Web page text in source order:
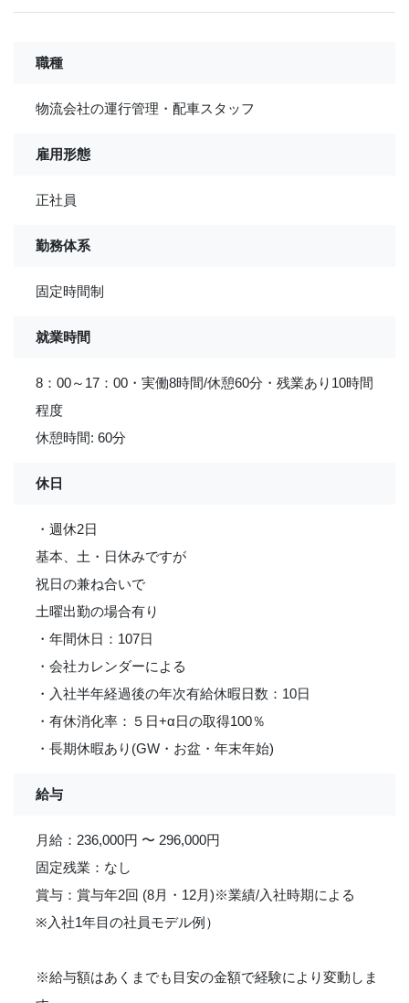
職種
物流会社の運行管理・配車スタッフ
雇用形態
正社員
勤務体系
固定時間制
就業時間
8：00～17：00・実働8時間/休憩60分・残業あり10時間
程度
休憩時間: 60分
休日
・週休2日
基本、土・日休みですが
祝日の兼ね合いで
土曜出勤の場合有り
・年間休日：107日
・会社カレンダーによる
・入社半年経過後の年次有給休暇日数：10日
・有休消化率：５日+α日の取得100％
・長期休暇あり(GW・お盆・年末年始)
給与
月給：236,000円 〜 296,000円
固定残業：なし
賞与：賞与年2回 (8月・12月)※業績/入社時期による
※入社1年目の社員モデル例）
※給与額はあくまでも目安の金額で経験により変動しま